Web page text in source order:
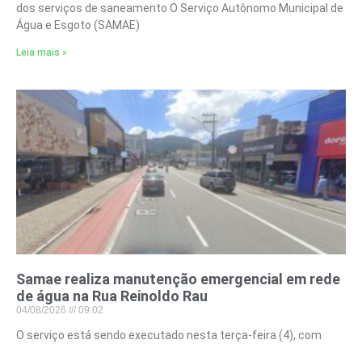
dos serviços de saneamento O Serviço Autônomo Municipal de
Água e Esgoto (SAMAE)
Leia mais »
Samae realiza manutenção emergencial em rede
de água na Rua Reinoldo Rau
04/08/2026 09:02
O serviço está sendo executado nesta terça-feira (4), com